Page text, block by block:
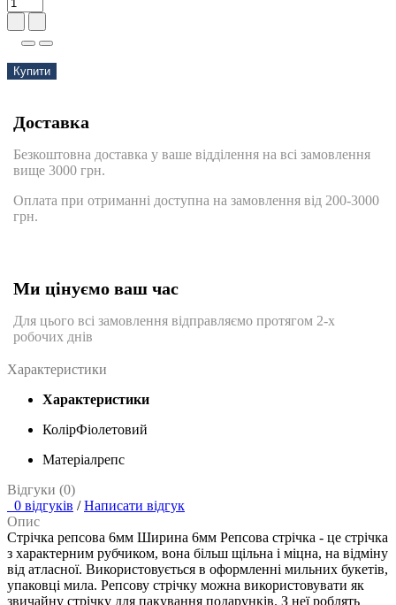
Купити
Доставка
Безкоштовна доставка у ваше відділення на всі замовлення
вище 3000 грн.
Оплата при отриманні доступна на замовлення від 200-3000
грн.
Ми цінуємо ваш час
Для цього всі замовлення відправляємо протягом 2-х
робочих днів
Характеристики
Характеристики
КолірФіолетовий
Матеріалрепс
Відгуки (0)
0 відгуків / Написати відгук
Опис
Стрічка репсова 6мм Ширина 6мм Репсова стрічка - це стрічка
з характерним рубчиком, вона більш щільна і міцна, на відміну
від атласної. Використовується в оформленні мильних букетів,
упаковці мила. Репсову стрічку можна використовувати як
звичайну стрічку для пакування подарунків. З неї роблять